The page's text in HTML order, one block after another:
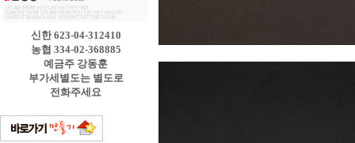
신한 623-04-312410
농협 334-02-368885
예금주 강동훈
부가세별도는 별도로
전화주세요